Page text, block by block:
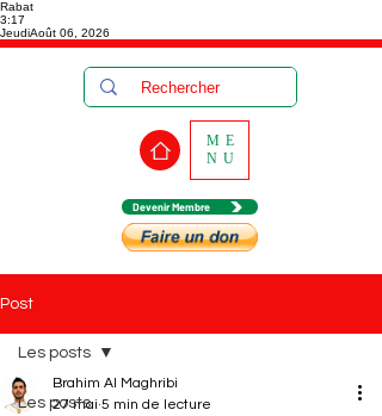
Rabat
3:17
JeudiAoût 06, 2026
Devenir Membre
ME
NU
Post
Les posts
Les posts
Brahim Al Maghribi
27 mai 5 min de lecture